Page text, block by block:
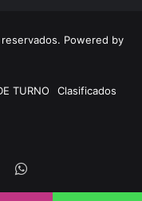
Powered by
TURNO
Clasificados
Whatsapp